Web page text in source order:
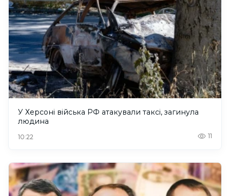
У Херсоні війська РФ атакували таксі, загинула
людина
10:22 11